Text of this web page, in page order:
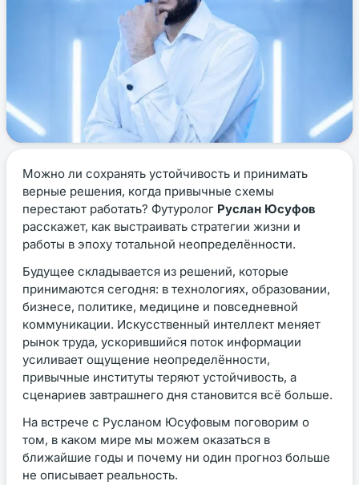
Можно ли сохранять устойчивость и принимать
верные решения, когда привычные схемы
перестают работать? Футуролог Руслан Юсуфов
расскажет, как выстраивать стратегии жизни и
работы в эпоху тотальной неопределённости.
Будущее складывается из решений, которые
принимаются сегодня: в технологиях, образовании,
бизнесе, политике, медицине и повседневной
коммуникации. Искусственный интеллект меняет
рынок труда, ускорившийся поток информации
усиливает ощущение неопределённости,
привычные институты теряют устойчивость, а
сценариев завтрашнего дня становится всё больше.
На встрече с Русланом Юсуфовым поговорим о
том, в каком мире мы можем оказаться в
ближайшие годы и почему ни один прогноз больше
не описывает реальность.